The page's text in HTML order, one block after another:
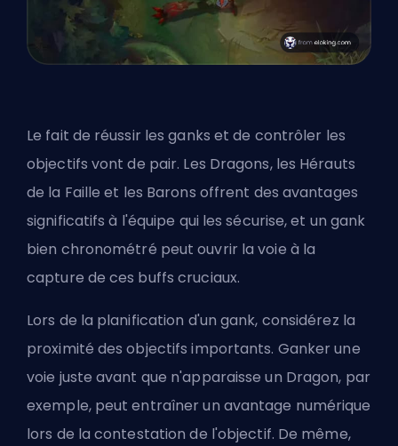
Le fait de réussir les ganks et de contrôler les
objectifs vont de pair. Les Dragons, les Hérauts
de la Faille et les Barons offrent des avantages
significatifs à l'équipe qui les sécurise, et un gank
bien chronométré peut ouvrir la voie à la
capture de ces buffs cruciaux.
Lors de la planification d'un gank, considérez la
proximité des objectifs importants. Ganker une
voie juste avant que n'apparaisse un Dragon, par
exemple, peut entraîner un avantage numérique
lors de la contestation de l'objectif. De même,